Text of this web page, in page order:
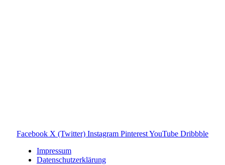
Facebook X (Twitter) Instagram PinterestYouTube Dribbble
Impressum
Datenschutzerklärung